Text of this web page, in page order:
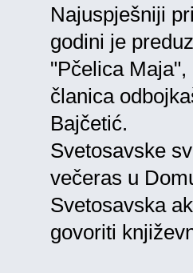
Najuspješniji
godini je
"Pčelica
članica
Bajčetić.
Svetosavske
večeras u
Svetosavska
govoriti